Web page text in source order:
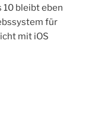
bleibt eben
für
mit iOS